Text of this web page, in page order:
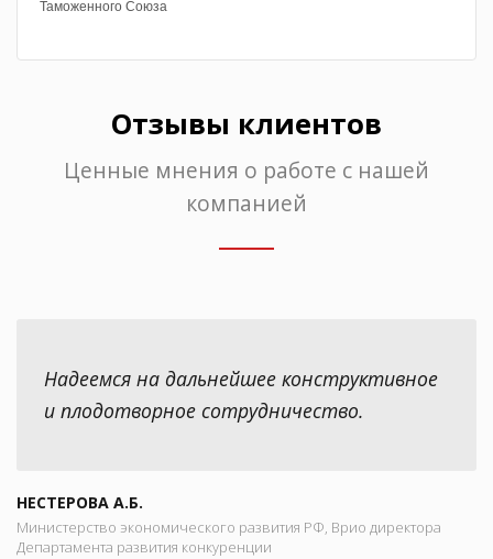
Таможенного Союза
Отзывы клиентов
Ценные мнения о работе с нашей
компанией
Надеемся на дальнейшее конструктивное
и плодотворное сотрудничество.
НЕСТЕРОВА А.Б.
Министерство экономического развития РФ, Врио директора
Департамента развития конкуренции